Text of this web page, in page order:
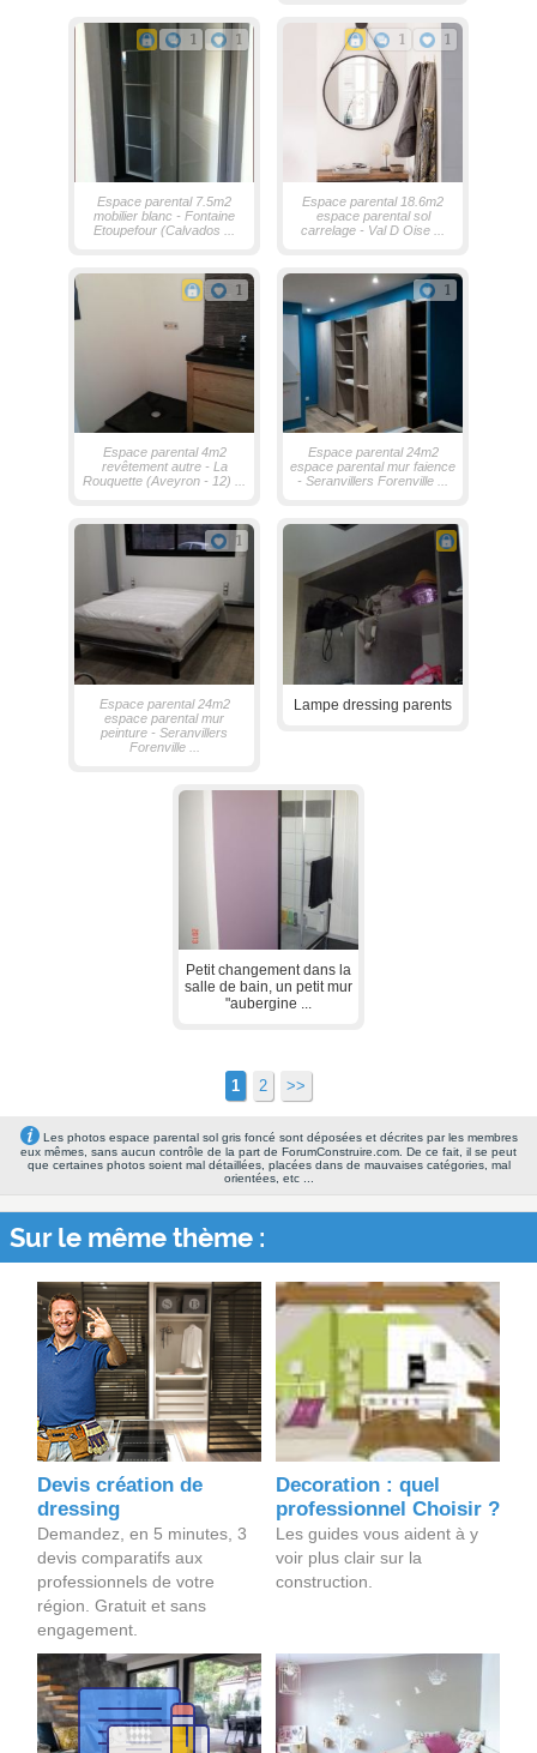
1 1
Espace parental 7.5m2
mobilier blanc - Fontaine
Etoupefour (Calvados ...
1 1
Espace parental 18.6m2
espace parental sol
carrelage - Val D Oise ...
1
Espace parental 4m2
revêtement autre - La
Rouquette (Aveyron - 12) ...
1
Espace parental 24m2
espace parental mur faience
- Seranvillers Forenville ...
1
Espace parental 24m2
espace parental mur
peinture - Seranvillers
Forenville ...
Lampe dressing parents
Petit changement dans la
salle de bain, un petit mur
"aubergine ...
1 2 >>
Les photos espace parental sol gris foncé sont déposées et décrites par les membres
eux mêmes, sans aucun contrôle de la part de ForumConstruire.com. De ce fait, il se peut
que certaines photos soient mal détaillées, placées dans de mauvaises catégories, mal
orientées, etc ...
Sur le même thème :
Devis création de
dressing
Demandez, en 5 minutes, 3
devis comparatifs aux
professionnels de votre
région. Gratuit et sans
engagement.
Decoration : quel
professionnel Choisir ?
Les guides vous aident à y
voir plus clair sur la
construction.